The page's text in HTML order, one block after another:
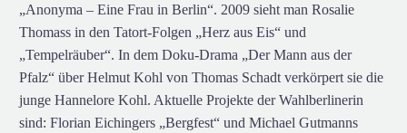
„Anonyma – Eine Frau in Berlin“. 2009 sieht man Rosalie
Thomass in den Tatort-Folgen „Herz aus Eis“ und
„Tempelräuber“. In dem Doku-Drama „Der Mann aus der
Pfalz“ über Helmut Kohl von Thomas Schadt verkörpert sie die
junge Hannelore Kohl. Aktuelle Projekte der Wahlberlinerin
sind: Florian Eichingers „Bergfest“ und Michael Gutmanns